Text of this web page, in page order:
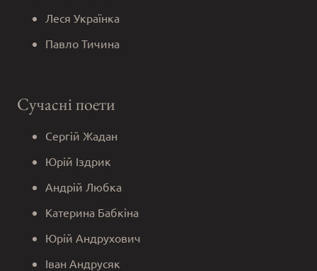
Леся Українка
Павло Тичина
Сучасні поети
Сергій Жадан
Юрій Іздрик
Андрій Любка
Катерина Бабкіна
Юрій Андрухович
Іван Андрусяк